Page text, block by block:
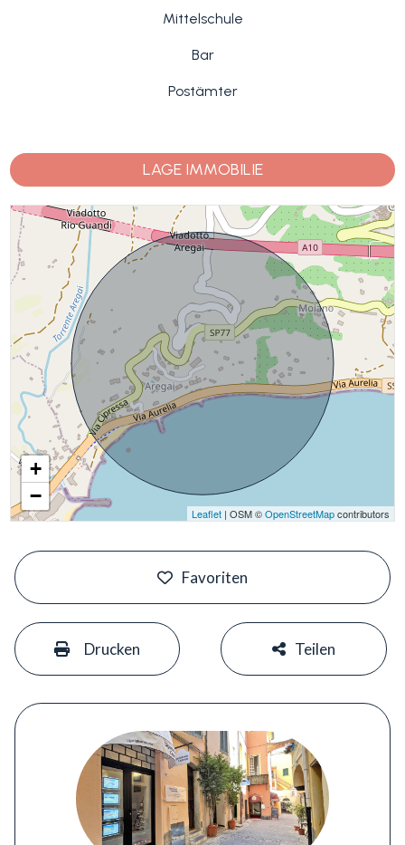
Mittelschule
Bar
Postämter
LAGE IMMOBILIE
+
−
Leaflet| OSM ©OpenStreetMapcontributors
Favoriten
Drucken Teilen